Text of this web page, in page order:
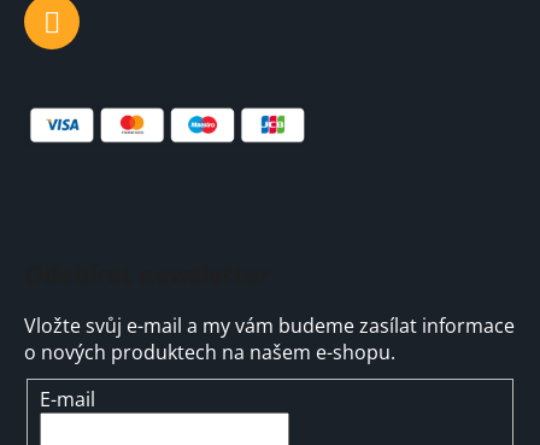
Vložte svůj e-mail a my vám budeme zasílat informace
o nových produktech na našem e-shopu.
E-mail